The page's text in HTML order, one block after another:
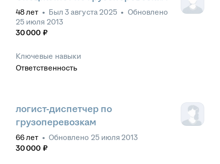
48лет • Был 3 августа 2025 • Обновлено
25 июля 2013
30 000 ₽
Ключевые навыки
Ответственность
логист-диспетчер по
грузоперевозкам
66лет • Обновлено 25 июля 2013
30 000 ₽